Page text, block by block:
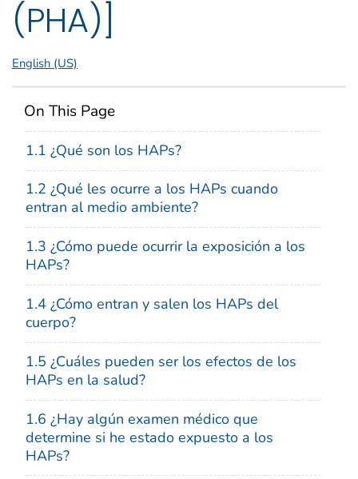
(PHA)]
English (US)
On This Page
1.1 ¿Qué son los HAPs?
1.2 ¿Qué les ocurre a los HAPs cuando
entran al medio ambiente?
1.3 ¿Cómo puede ocurrir la exposición a los
HAPs?
1.4 ¿Cómo entran y salen los HAPs del
cuerpo?
1.5 ¿Cuáles pueden ser los efectos de los
HAPs en la salud?
1.6 ¿Hay algún examen médico que
determine si he estado expuesto a los
HAPs?